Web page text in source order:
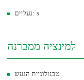
נעליים: s
למינציה ממברנה
טכנולוגיית הגעש